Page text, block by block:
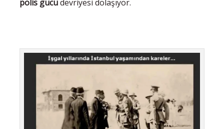
polis gücüdevriyesi dolaşıyor.